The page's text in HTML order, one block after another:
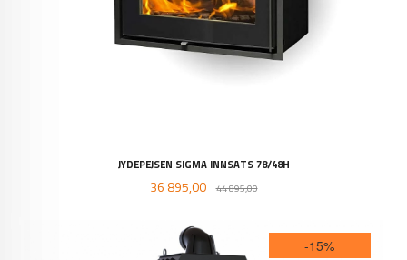
JYDEPEJSEN SIGMA INNSATS 78/48H
Tilbud
36 895,00 44 895,00Rabatt
-15%